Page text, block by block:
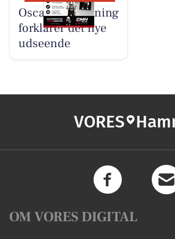
Oscar Biludlejning
forklarer det nye
udseende
VORES
OM VORES DIGITAL